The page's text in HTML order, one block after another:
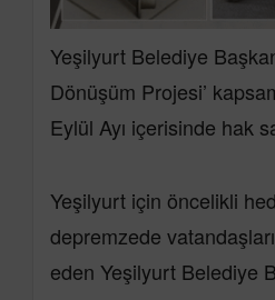
Yeşilyurt Belediye
Dönüşüm Projesi’
Eylül Ayı içerisinde hak
Yeşilyurt için öncelikli
depremzede
eden Yeşilyurt Belediye